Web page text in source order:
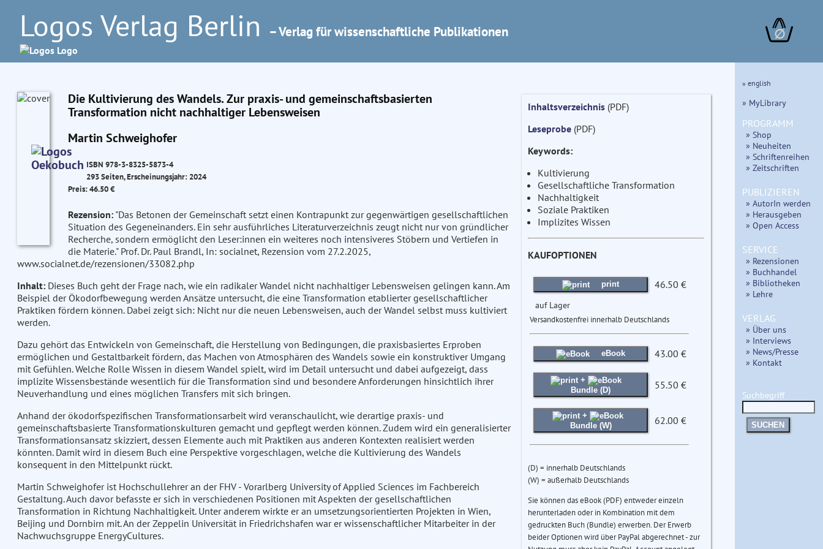
Logos Verlag Berlin – Verlag für wissenschaftliche Publikationen ∅
Die Kultivierung des Wandels. Zur praxis- und gemeinschaftsbasierten
Transformation nicht nachhaltiger Lebensweisen
Martin Schweighofer
ISBN 978-3-8325-5873-4
293 Seiten, Erscheinungsjahr: 2024
Preis: 46.50 €
Rezension:"Das Betonen der Gemeinschaft setzt einen Kontrapunkt zur gegenwärtigen gesellschaftlichen
Situation des Gegeneinanders. Ein sehr ausführliches Literaturverzeichnis zeugt nicht nur von gründlicher
Recherche, sondern ermöglicht den Leser:innen ein weiteres noch intensiveres Stöbern und Vertiefen in
die Materie." Prof. Dr. Paul Brandl, In: socialnet, Rezension vom 27.2.2025,
www.socialnet.de/rezensionen/33082.php
Inhalt: Dieses Buch geht der Frage nach, wie ein radikaler Wandel nicht nachhaltiger Lebensweisen gelingen kann. Am
Beispiel der Ökodorfbewegung werden Ansätze untersucht, die eine Transformation etablierter gesellschaftlicher
Praktiken fördern können. Dabei zeigt sich: Nicht nur die neuen Lebensweisen, auch der Wandel selbst muss kultiviert
werden.
Dazu gehört das Entwickeln von Gemeinschaft, die Herstellung von Bedingungen, die praxisbasiertes Erproben
ermöglichen und Gestaltbarkeit fördern, das Machen von Atmosphären des Wandels sowie ein konstruktiver Umgang
mit Gefühlen. Welche Rolle Wissen in diesem Wandel spielt, wird im Detail untersucht und dabei aufgezeigt, dass
implizite Wissensbestände wesentlich für die Transformation sind und besondere Anforderungen hinsichtlich ihrer
Neuverhandlung und eines möglichen Transfers mit sich bringen.
Anhand der ökodorfspezifischen Transformationsarbeit wird veranschaulicht, wie derartige praxis- und
gemeinschaftsbasierte Transformationskulturen gemacht und gepflegt werden können. Zudem wird ein generalisierter
Transformationsansatz skizziert, dessen Elemente auch mit Praktiken aus anderen Kontexten realisiert werden
könnten. Damit wird in diesem Buch eine Perspektive vorgeschlagen, welche die Kultivierung des Wandels
konsequent in den Mittelpunkt rückt.
Martin Schweighofer ist Hochschullehrer an der FHV - Vorarlberg University of Applied Sciences im Fachbereich
Gestaltung. Auch davor befasste er sich in verschiedenen Positionen mit Aspekten der gesellschaftlichen
Transformation in Richtung Nachhaltigkeit. Unter anderem wirkte er an umsetzungsorientierten Projekten in Wien,
Beijing und Dornbirn mit. An der Zeppelin Universität in Friedrichshafen war er wissenschaftlicher Mitarbeiter in der
Nachwuchsgruppe EnergyCultures.
Inhaltsverzeichnis(PDF)
Leseprobe(PDF)
Keywords:
Kultivierung
Gesellschaftliche Transformation
Nachhaltigkeit
Soziale Praktiken
Implizites Wissen
KAUFOPTIONEN
print 46.50 €
auf Lager
Versandkostenfrei innerhalb Deutschlands
eBook 43.00 €
+
Bundle (D)
55.50 €
+
Bundle (W)
62.00 €
(D) = innerhalb Deutschlands
(W) = außerhalb Deutschlands
Sie können das eBook (PDF) entweder einzeln
herunterladen oder in Kombination mit dem
gedruckten Buch (Bundle) erwerben. Der Erwerb
beider Optionen wird über PayPal abgerechnet - zur
» english
» MyLibrary
PROGRAMM
» Shop
» Neuheiten
» Schriftenreihen
» Zeitschriften
PUBLIZIEREN
» AutorIn werden
» Herausgeben
» Open Access
SERVICE
» Rezensionen
» Buchhandel
» Bibliotheken
» Lehre
VERLAG
» Über uns
» Interviews
» News/Presse
» Kontakt
Suchbegriff
SUCHEN